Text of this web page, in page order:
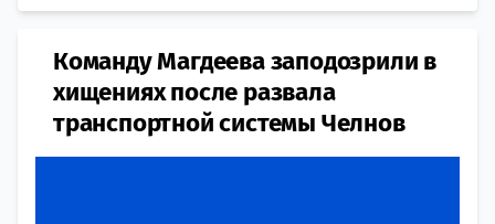
Команду Магдеева заподозрили в
хищениях после развала
транспортной системы Челнов